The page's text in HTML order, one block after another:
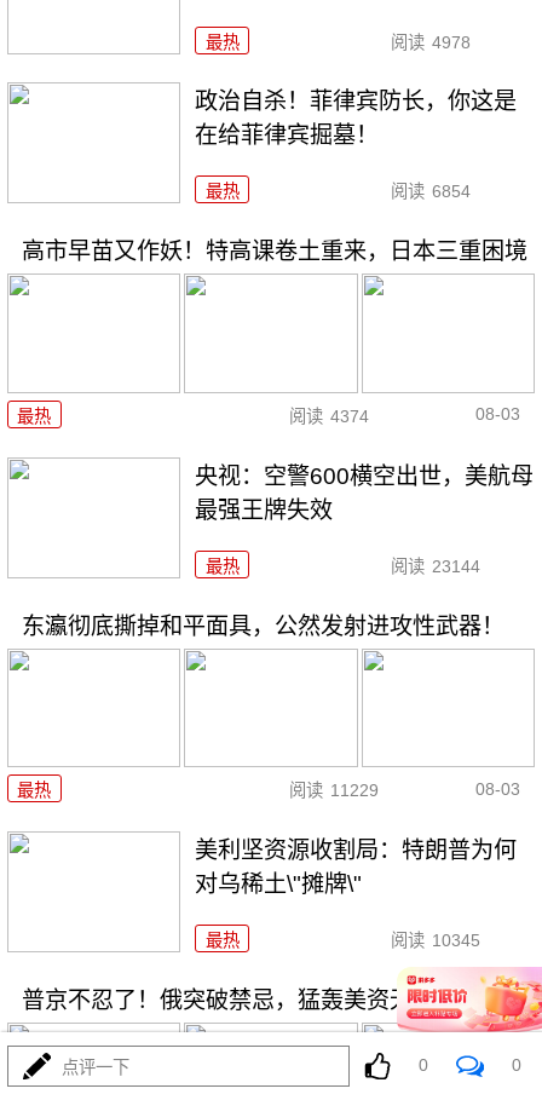
最热 阅读 4978
政治自杀！菲律宾防长，你这是
在给菲律宾掘墓！
最热 阅读 6854
高市早苗又作妖！特高课卷土重来，日本三重困境
最热 阅读 4374 08-03
央视：空警600横空出世，美航母
最强王牌失效
最热 阅读 23144
东瀛彻底撕掉和平面具，公然发射进攻性武器！
最热 阅读 11229 08-03
美利坚资源收割局：特朗普为何
对乌稀土\"摊牌\"
最热 阅读 10345
普京不忍了！俄突破禁忌，猛轰美资无人机工厂
点评一下 0 0